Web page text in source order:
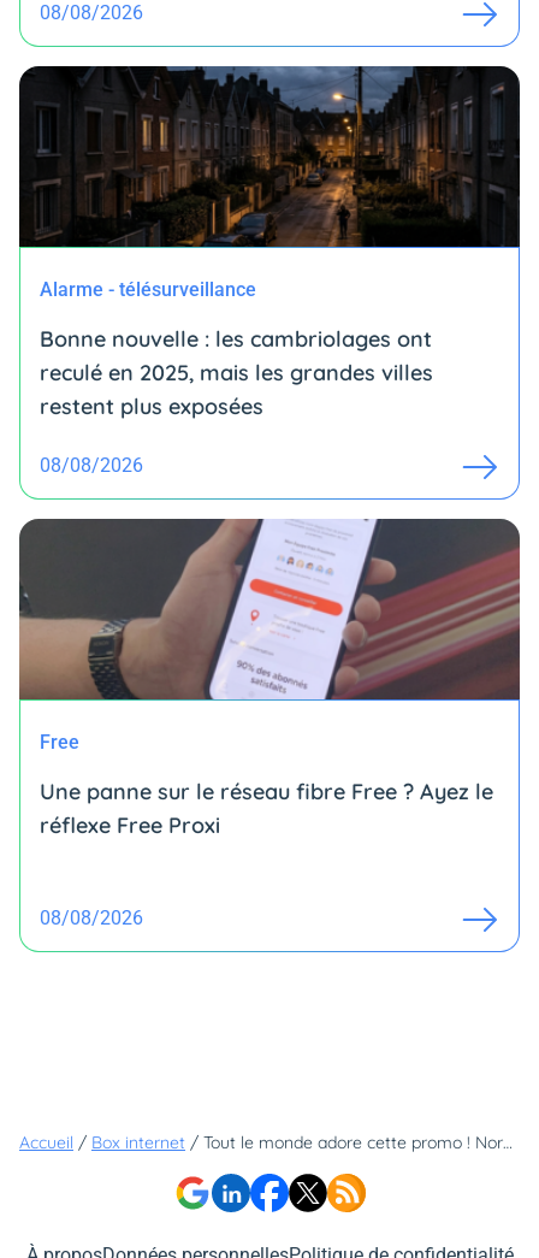
08/08/2026
Alarme - télésurveillance
Bonne nouvelle : les cambriolages ont
reculé en 2025, mais les grandes villes
restent plus exposées
08/08/2026
Free
Une panne sur le réseau fibre Free ? Ayez le
réflexe Free Proxi
08/08/2026
Accueil / Box internet / Tout le monde adore cette promo ! Normal, elle vous permet d'économiser jusqu'à 149€ sur votre box chez cet opérateur